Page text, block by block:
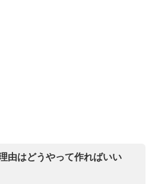
由はどうやって作ればいい